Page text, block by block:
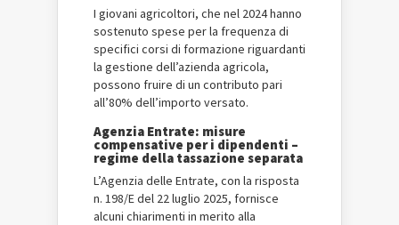
I giovani agricoltori, che nel 2024 hanno
sostenuto spese per la frequenza di
specifici corsi di formazione riguardanti
la gestione dell’azienda agricola,
possono fruire di un contributo pari
all’80% dell’importo versato.
Agenzia Entrate: misure
compensative per i dipendenti –
regime della tassazione separata
L’Agenzia delle Entrate, con la risposta
n. 198/E del 22 luglio 2025, fornisce
alcuni chiarimenti in merito alla